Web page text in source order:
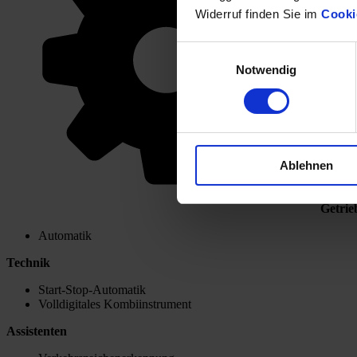
Widerruf finden Sie im
Notwendig
Ablehnen
Automatik
Technik
Start-Stop-Automatik
Volldigitales Kombiinstrument
Assistenten